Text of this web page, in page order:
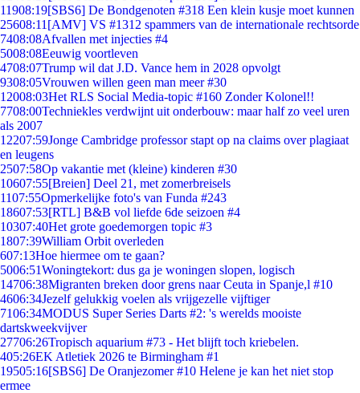
11908:19[SBS6] De Bondgenoten #318 Een klein kusje moet kunnen
25608:11 [AMV] VS #1312 spammers van de internationale rechtsorde
7408:08Afvallen met injecties #4
5008:08Eeuwig voortleven
4708:07Trump wil dat J.D. Vance hem in 2028 opvolgt
9308:05Vrouwen willen geen man meer #30
12008:03Het RLS Social Media-topic #160 Zonder Kolonel!!
7708:00Techniekles verdwijnt uit onderbouw: maar half zo veel uren
als 2007
12207:59Jonge Cambridge professor stapt op na claims over plagiaat
en leugens
2507:58Op vakantie met (kleine) kinderen #30
10607:55[Breien] Deel 21, met zomerbreisels
1107:55Opmerkelijke foto's van Funda #243
18607:53[RTL] B&B vol liefde 6de seizoen #4
10307:40Het grote goedemorgen topic #3
1807:39William Orbit overleden
607:13Hoe hiermee om te gaan?
5006:51Woningtekort: dus ga je woningen slopen, logisch
14706:38Migranten breken door grens naar Ceuta in Spanje,l #10
4606:34Jezelf gelukkig voelen als vrijgezelle vijftiger
7106:34MODUS Super Series Darts #2: 's werelds mooiste
dartskweekvijver
27706:26Tropisch aquarium #73 - Het blijft toch kriebelen.
405:26EK Atletiek 2026 te Birmingham #1
19505:16[SBS6] De Oranjezomer #10 Helene je kan het niet stop
ermee